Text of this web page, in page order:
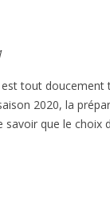
tout doucement
2020, la
que le choix